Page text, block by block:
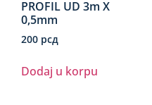
PROFIL UD 3m X
0,5mm
200 рсд
Dodaj u korpu